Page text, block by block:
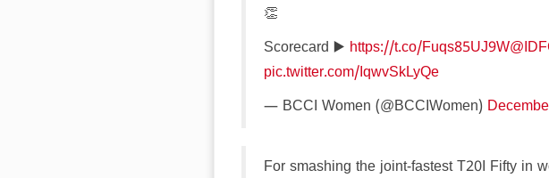
👏
Scorecard ▶️ https://t.co/Fuqs85UJ9W
pic.twitter.com/IqwvSkLyQe
— BCCI Women (@BCCIWomen)
For smashing the joint-fastest T20I Fifty in